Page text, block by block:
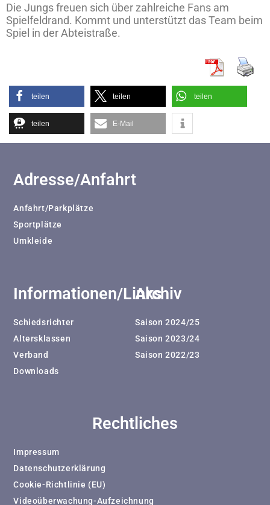
Die Jungs freuen sich über zahlreiche Fans am
Spielfeldrand. Kommt und unterstützt das Team beim
Spiel in der Abteistraße.
teilen teilen teilen
teilen E-Mail
Adresse/Anfahrt
Anfahrt/Parkplätze
Sportplätze
Umkleide
Informationen/Links
Schiedsrichter
Altersklassen
Verband
Downloads
Archiv
Saison 2024/25
Saison 2023/24
Saison 2022/23
Rechtliches
Impressum
Datenschutzerklärung
Cookie-Richtlinie (EU)
Videoüberwachung-Aufzeichnung